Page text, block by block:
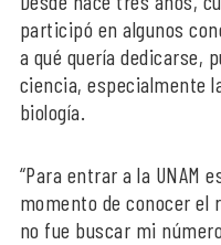
participó en algunos
a qué quería dedicarse,
ciencia, especialmente
biología.
“Para entrar a la UNAM
momento de conocer el
no fue buscar mi